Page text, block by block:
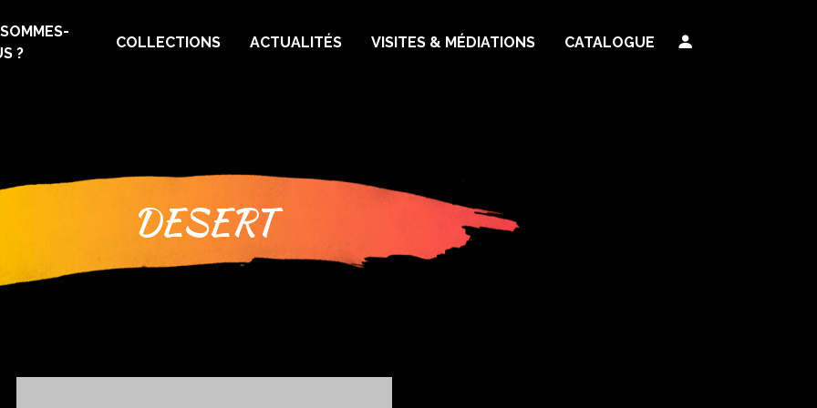
?
COLLECTIONS ACTUALITÉS VISITES & MÉDIATIONS CATALOGUE
DESERT